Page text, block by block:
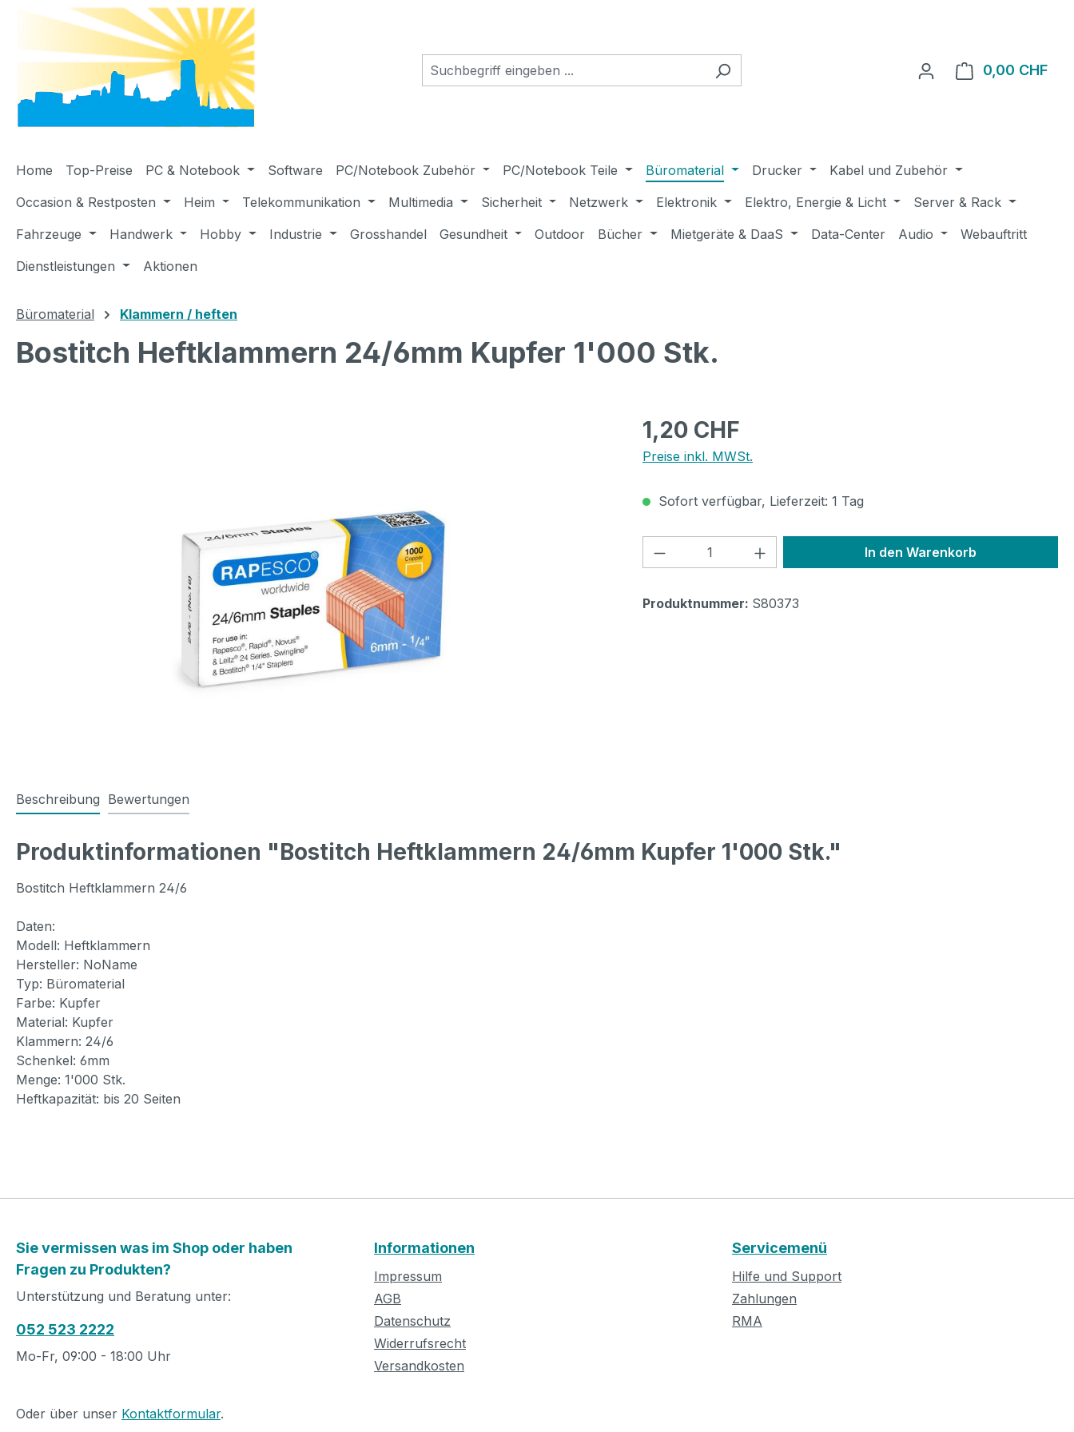
Hauptinhalt springen
Zur Suche springen
Zur Hauptnavigation springen
0,00 CHF
Home Top-Preise PC & Notebook Software PC/Notebook Zubehör PC/Notebook Teile Büromaterial Drucker
Kabel und Zubehör
Occasion & Restposten
Heim Telekommunikation Multimedia Sicherheit Netzwerk Elektronik Elektro, Energie & Licht
Server & Rack
Fahrzeuge
Handwerk Hobby Industrie Grosshandel Gesundheit Outdoor Bücher Mietgeräte & DaaS Data-Center Audio
Webauftritt
Dienstleistungen
Aktionen
Büromaterial Klammern / heften
Bostitch Heftklammern 24/6mm Kupfer 1'000 Stk.
Regulärer Preis:
1,20 CHF
Preise inkl. MWSt.
Sofort verfügbar, Lieferzeit: 1 Tag
Produkt Anzahl: Gib den gewünschten Wert
In den Warenkorb
Produktnummer: S80373
Beschreibung Bewertungen
Produktinformationen "Bostitch Heftklammern 24/6mm Kupfer 1'000 Stk."
Bostitch Heftklammern 24/6
Daten:
Modell: Heftklammern
Hersteller: NoName
Typ: Büromaterial
Farbe: Kupfer
Material: Kupfer
Klammern: 24/6
Schenkel: 6mm
Menge: 1'000 Stk.
Heftkapazität: bis 20 Seiten
Sie vermissen was im Shop oder haben
Fragen zu Produkten?
Unterstützung und Beratung unter:
052 523 2222
Mo-Fr, 09:00 - 18:00 Uhr
Oder über unser Kontaktformular.
Informationen
Impressum
AGB
Datenschutz
Widerrufsrecht
Versandkosten
Servicemenü
Hilfe und Support
Zahlungen
RMA